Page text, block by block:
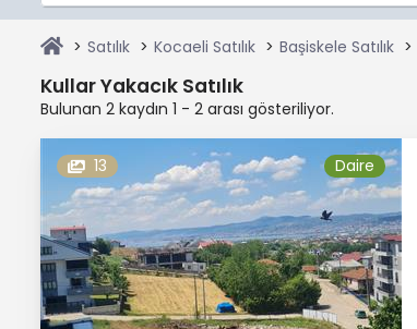
Satılık Kocaeli Satılık Başiskele Satılık
Kullar Yakacık Satılık
Bulunan 2 kaydın 1 - 2 arası gösteriliyor.
13 Daire